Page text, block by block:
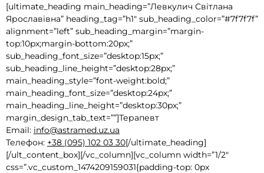
[ultimate_heading main_heading=”Левкулич Світлана
Ярославівна” heading_tag=”h1″ sub_heading_color=”#7f7f7f”
alignment=”left” sub_heading_margin=”margin-
top:10px;margin-bottom:20px;”
sub_heading_font_size=”desktop:15px;”
sub_heading_line_height=”desktop:28px;”
main_heading_style=”font-weight:bold;”
main_heading_font_size=”desktop:24px;”
main_heading_line_height=”desktop:30px;”
margin_design_tab_text=””]Терапевт
Email: info@astramed.uz.ua
Телефон: +38 (095) 102 03 30[/ultimate_heading]
[/ult_content_box][/vc_column][vc_column width=”1/2″
css=”.vc_custom_1474209159031{padding-top: 0px